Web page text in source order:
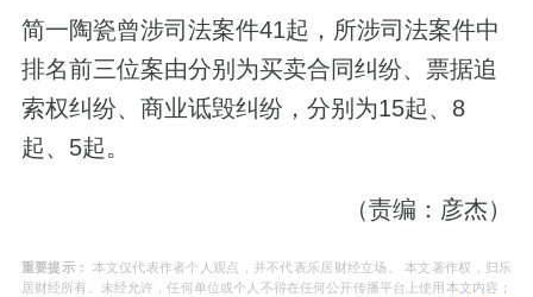
简一陶瓷曾涉司法案件41起，所涉司法案件中
排名前三位案由分别为买卖合同纠纷、票据追
索权纠纷、商业诋毁纠纷，分别为15起、8
起、5起。
（责编：彦杰）
重要提示：
本文仅代表作者个人观点，并不代表乐居财经立场。 本文著作权，归乐
居财经所有。未经允许，任何单位或个人不得在任何公开传播平台上使用本文内容；